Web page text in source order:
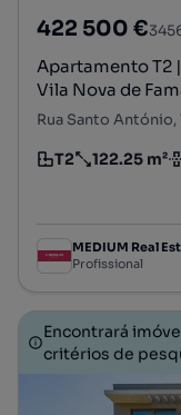
422 500 €
Apartamento T2
Vila Nova de
Tipologia
T2
Preço por metro
122.25 m²
Andar
MEDIUM Real
Profissional
Encontrará
critérios de